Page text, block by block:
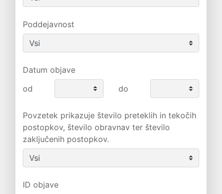
Poddejavnost
Datum objave
od
do
Povzetek prikazuje število preteklih in tekočih
postopkov, število obravnav ter število
zaključenih postopkov.
ID objave